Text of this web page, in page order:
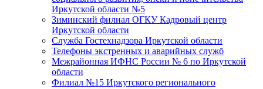
Иркутской области №5
Зиминский филиал ОГКУ Кадровый центр
Иркутской области
Служба Гостехнадзора Иркутской области
Телефоны экстренных и аварийных служб
Межрайонная ИФНС России № 6 по Иркутской
области
Филиал №15 Иркутского регионального